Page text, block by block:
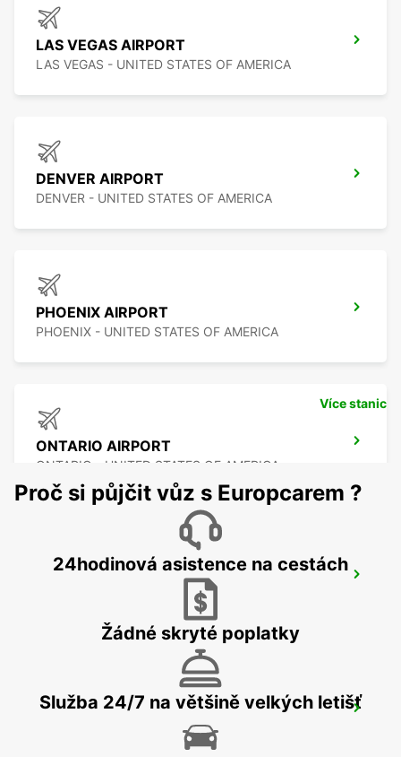
LAS VEGAS AIRPORT
LAS VEGAS - UNITED STATES OF AMERICA
DENVER AIRPORT
DENVER - UNITED STATES OF AMERICA
PHOENIX AIRPORT
PHOENIX - UNITED STATES OF AMERICA
ONTARIO AIRPORT
ONTARIO - UNITED STATES OF AMERICA
BURBANK - UNITED STATES OF AMERICA
SAN JOSE AIRPORT
SAN JOSE - UNITED STATES OF AMERICA
Více stanic
Proč si půjčit vůz s Europcarem ?
24hodinová asistence na cestách
Žádné skryté poplatky
Služba 24/7 na většině velkých letišť